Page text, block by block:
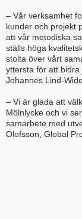
– Vår verksamhet
kunder och projekt
att vår metodiska
ställs höga
stolta över vårt
yttersta för att
Johannes Lind-
– Vi är glada att
Mölnlycke och vi
samarbete med
Olofsson, Global